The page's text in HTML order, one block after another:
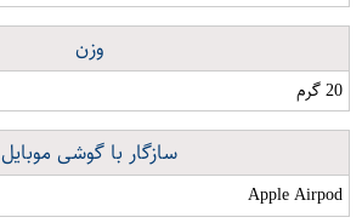
وزن
20 گرم
سازگار با گوشی موبایل
Apple Airpod